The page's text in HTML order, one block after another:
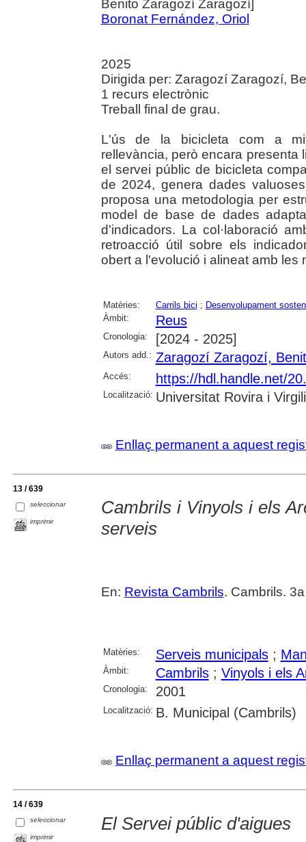
Benito Zaragozí Zaragozí]
Boronat Fernández, Oriol
2025
Dirigida per: Zaragozí Zaragozí,
1 recurs electrònic
Treball final de grau.
L'ús de la bicicleta com a
rellevància, però encara presenta
el servei públic de bicicleta
de 2024, genera dades
proposa una metodologia per
model de base de dades
d'indicadors. La col·laboració
retroacció útil sobre els
obert a l'evolució i alineat amb les
Matèries: Carrils bici ; Desenvolupament
Àmbit:
Reus
Cronologia: [2024 - 2025]
Autors add.: Zaragozí Zaragozí,
Accés: https://hdl.handle.net/
Localització: Universitat Rovira i Virgili
Enllaç permanent a aquest
13 / 639
seleccionar
imprimir
Cambrils i Vinyols i els
serveis
En: Revista Cambrils. Cambrils.
Matèries: Serveis municipals;
Àmbit: Cambrils; Vinyols i els
Cronologia: 2001
Localització: B. Municipal (Cambrils)
Enllaç permanent a aquest
14 / 639
seleccionar
imprimir
El Servei públic d'aigues